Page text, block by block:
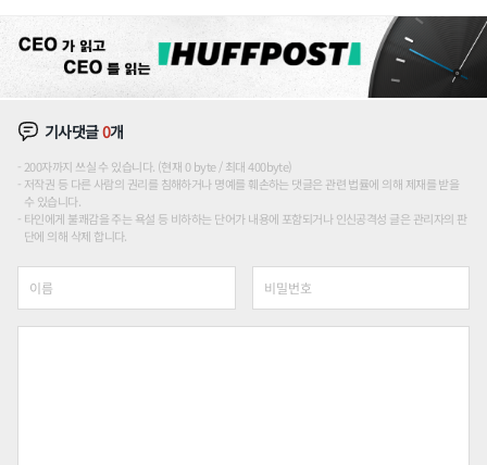
기사댓글0개
200자까지 쓰실 수 있습니다. (현재 0 byte / 최대 400byte)
저작권 등 다른 사람의 권리를 침해하거나 명예를 훼손하는 댓글은 관련 법률에 의해 제재를 받을
수 있습니다.
타인에게 불쾌감을 주는 욕설 등 비하하는 단어가 내용에 포함되거나 인신공격성 글은 관리자의 판
단에 의해 삭제 합니다.